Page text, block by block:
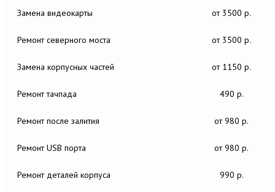
Замена видеокарты от 3500 р.
Ремонт северного моста от 3500 р.
Замена корпусных частей от 1150 р.
Ремонт тачпада 490 р.
Ремонт после залития от 980 р.
Ремонт USB порта от 980 р.
Ремонт деталей корпуса 990 р.